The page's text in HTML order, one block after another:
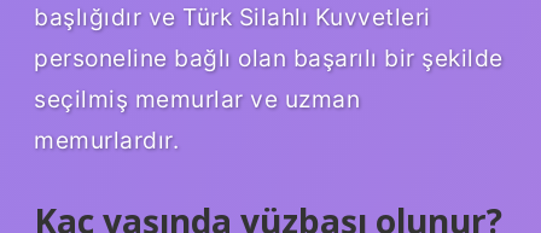
başlığıdır ve Türk Silahlı Kuvvetleri
personeline bağlı olan başarılı bir şekilde
seçilmiş memurlar ve uzman
memurlardır.
Kaç yaşında yüzbaşı olunur?